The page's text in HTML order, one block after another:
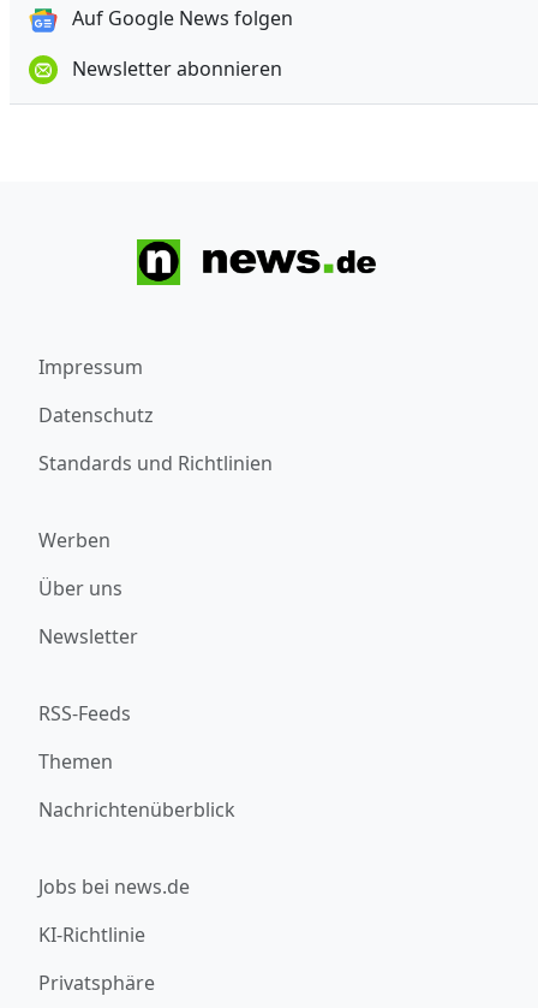
Auf Google News folgen
Newsletter abonnieren
Impressum
Datenschutz
Standards und Richtlinien
Werben
Über uns
Newsletter
RSS-Feeds
Themen
Nachrichtenüberblick
Jobs bei news.de
KI-Richtlinie
Privatsphäre